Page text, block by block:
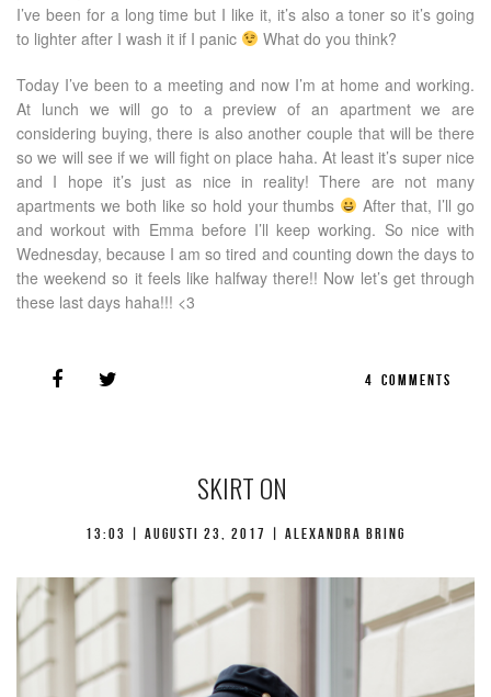
I’ve been for a long time but I like it, it’s also a toner so it’s going
to lighter after I wash it if I panic
What do you think?
Today I’ve been to a meeting and now I’m at home and working.
At lunch we will go to a preview of an apartment we are
considering buying, there is also another couple that will be there
so we will see if we will fight on place haha. At least it’s super nice
and I hope it’s just as nice in reality! There are not many
apartments we both like so hold your thumbs
After that, I’ll go
and workout with Emma before I’ll keep working. So nice with
Wednesday, because I am so tired and counting down the days to
the weekend so it feels like halfway there!! Now let’s get through
these last days haha​​!!! <3
4 COMMENTS
SKIRT ON
13:03 | augusti 23, 2017 | Alexandra Bring